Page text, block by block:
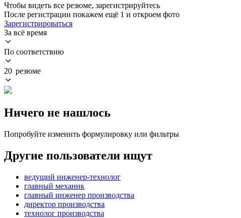
Чтобы видеть все резюме, зарегистрируйтесь
После регистрации покажем ещё 1 и откроем фото
Зарегистрироваться
За всё время
По соответствию
20 резюме
Ничего не нашлось
Попробуйте изменить формулировку или фильтры
Другие пользователи ищут
ведущий инженер-технолог
главный механик
главный инженер производства
директор производства
технолог производства